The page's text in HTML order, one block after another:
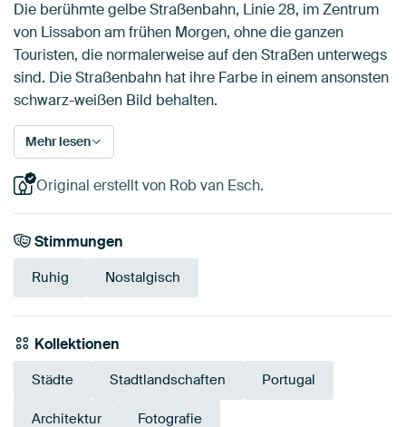
Die berühmte gelbe Straßenbahn, Linie 28, im Zentrum
von Lissabon am frühen Morgen, ohne die ganzen
Touristen, die normalerweise auf den Straßen unterwegs
sind. Die Straßenbahn hat ihre Farbe in einem ansonsten
schwarz-weißen Bild behalten.
Mehr lesen
Original erstellt von Rob van Esch.
Stimmungen
Ruhig Nostalgisch
Kollektionen
Städte Stadtlandschaften Portugal
Architektur Fotografie